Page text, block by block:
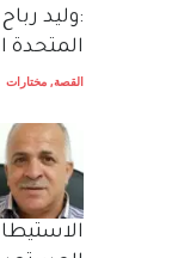
:وليد
المتحدة
القصة, مختارات